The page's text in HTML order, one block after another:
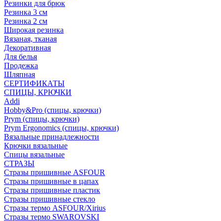
Резинки для брюк
Резинка 3 см
Резинка 2 см
Широкая резинка
Вязаная, тканая
Декоративная
Для белья
Продежка
Шляпная
СЕРТИФИКАТЫ
СПИЦЫ, КРЮЧКИ
Addi
Hobby&Pro (спицы, крючки)
Prym (спицы, крючки)
Prym Ergonomics (спицы, крючки)
Вязальные принадлежности
Крючки вязальные
Спицы вязальные
СТРАЗЫ
Стразы пришивные ASFOUR
Стразы пришивные в цапах
Стразы пришивные пластик
Стразы пришивные стекло
Стразы термо ASFOUR/Xirius
Стразы термо SWAROVSKI